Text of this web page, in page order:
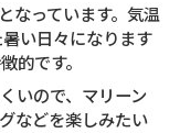
なっています。気温
い日々になります
的です。
いので、マリーン
などを楽しみたい